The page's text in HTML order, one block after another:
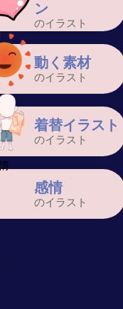
ン
のイラスト
動く素材
のイラスト
着替イラスト
のイラスト
感情
のイラスト